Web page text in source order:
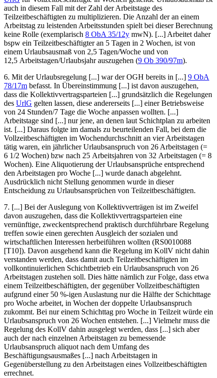
auch in diesem Fall mit der Zahl der Arbeitstage des
Teilzeitbeschäftigten zu multiplizieren. Die Anzahl der an einem
Arbeitstag zu leistenden Arbeitsstunden spielt bei dieser Berechnung
keine Rolle (exemplarisch 8 ObA 35/12y mwN). [...] Arbeitet daher
bspw ein Teilzeitbeschäftigter an 5 Tagen in 2 Wochen, ist von
einem Urlaubsausmaß von 2,5 Tagen/Woche und von
12,5 Arbeitstagen/Urlaubsjahr auszugehen (9 Ob 390/97m).
6. Mit der Urlaubsregelung [...] war derOGH bereits in [...] 9 ObA
78/17m befasst. In Übereinstimmung [...] ist davon auszugehen,
dass die Kollektivvertragsparteien [...] grundsätzlich die Regelungen
des UrlG gelten lassen, diese andererseits [...] einer Betriebsweise
von 24 Stunden/7 Tage die Woche anpassen wollten. [...]
Arbeitstage sind [...] nur jene, an denen laut Schichtplan zu arbeiten
ist. [...] Daraus folgte im damals zu beurteilenden Fall, bei dem die
Vollzeitbeschäftigten im Wochendurchschnitt an vier Arbeitstagen
tätig waren, ein jährlicher Urlaubsanspruch von 26 Arbeitstagen (=
6 1/2 Wochen) bzw nach 25 Arbeitsjahren von 32 Arbeitstagen (= 8
Wochen). Eine Aliquotierung der Urlaubsansprüche entsprechend
den Arbeitstagen pro Woche [...] wurde danach abgelehnt.
Ausdrücklich nicht Stellung genommen wurde in dieser
Entscheidung zu Urlaubsansprüchen von Teilzeitbeschäftigten.
7. [...] Bei der Auslegung von Kollektivverträgen ist im Zweifel
davon auszugehen, dass die Kollektivvertragsparteien eine
vernünftige, zweckentsprechend praktisch durchführbare Regelung
treffen sowie einen gerechten Ausgleich der sozialen und
wirtschaftlichen Interessen herbeiführen wollten (RS0010088
[T10]). Davon ausgehend kann die Regelung im KollV nicht dahin
verstanden werden, dass damit auch Teilzeitbeschäftigten im
vollkontinuierlichen Schichtbetrieb ein Urlaubsanspruch von 26
Arbeitstagen zustehen soll. Dies hätte nämlich zur Folge, dass etwa
einem Teilzeitbeschäftigten, der gegenüber Vollzeitbeschäftigten
aufgrund einer 50 %-igen Auslastung nur die Hälfte der Schichttage
pro Woche arbeitet, in Wochen der doppelte Urlaubsanspruch
zukommt. Bei nur einem Schichttag pro Woche in Teilzeit würde ein
Urlaubsanspruch von 26 Wochen entstehen. [...] Vielmehr muss die
Regelung des KollV dahin ausgelegt werden, dass [...] sich aber
auch der nach einzelnen Arbeitstagen zu bemessende
Urlaubsanspruch aliquot nach dem Umfang des
Beschäftigungsausmaßes [...] nach Arbeitstagen in
Gegenüberstellung zu den Arbeitstagen eines Vollzeitbeschäftigten
errechnet.